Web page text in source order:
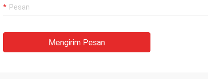
Mengirim Pesan